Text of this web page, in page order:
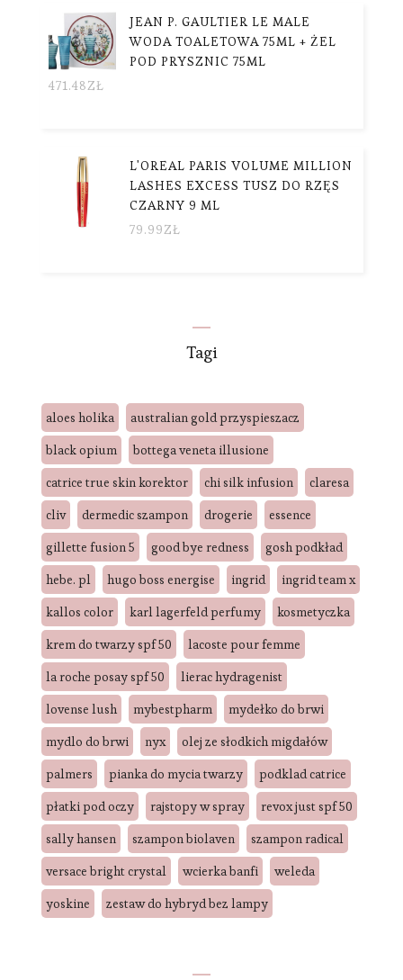
JEAN P. GAULTIER LE MALE
WODA TOALETOWA 75ML + ŻEL
POD PRYSZNIC 75ML
471.48ZŁ
L'OREAL PARIS VOLUME MILLION
LASHES EXCESS TUSZ DO RZĘS
CZARNY 9 ML
79.99ZŁ
Tagi
aloes holika
australian gold przyspieszacz
black opium
bottega veneta illusione
catrice true skin korektor
chi silk infusion
claresa
cliv
dermedic szampon drogerie
essence
gillette fusion 5
good bye redness
gosh podkład
hebe. pl
hugo boss energise ingrid
ingrid team x
kallos color
karl lagerfeld perfumy
kosmetyczka
krem do twarzy spf 50
lacoste pour femme
la roche posay spf 50
lierac hydragenist
lovense lush
mybestpharm
mydełko do brwi
mydlo do brwi
nyx
olej ze słodkich migdałów
palmers
pianka do mycia twarzy
podklad catrice
płatki pod oczy
rajstopy w spray
revox just spf 50
sally hansen
szampon biolaven
szampon radical
versace bright crystal
wcierka banfi
weleda
yoskine
zestaw do hybryd bez lampy